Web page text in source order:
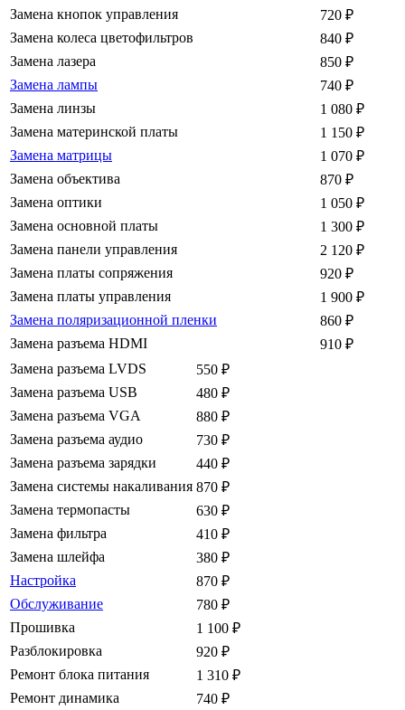
Замена кнопок управления
720 ₽
Замена колеса цветофильтров
840 ₽
Замена лазера
850 ₽
Замена лампы
740 ₽
Замена линзы
1 080 ₽
Замена материнской платы
1 150 ₽
Замена матрицы
1 070 ₽
Замена объектива
870 ₽
Замена оптики
1 050 ₽
Замена основной платы
1 300 ₽
Замена панели управления
2 120 ₽
Замена платы сопряжения
920 ₽
Замена платы управления
1 900 ₽
Замена поляризационной пленки
860 ₽
Замена разъема HDMI
910 ₽
Замена разъема LVDS
550 ₽
Замена разъема USB
480 ₽
Замена разъема VGA
880 ₽
Замена разъема аудио
730 ₽
Замена разъема зарядки
440 ₽
Замена системы накаливания 870 ₽
Замена термопасты
630 ₽
Замена фильтра
410 ₽
Замена шлейфа
380 ₽
Настройка
870 ₽
Обслуживание
780 ₽
Прошивка
1 100 ₽
Разблокировка
920 ₽
Ремонт блока питания
1 310 ₽
Ремонт динамика
740 ₽